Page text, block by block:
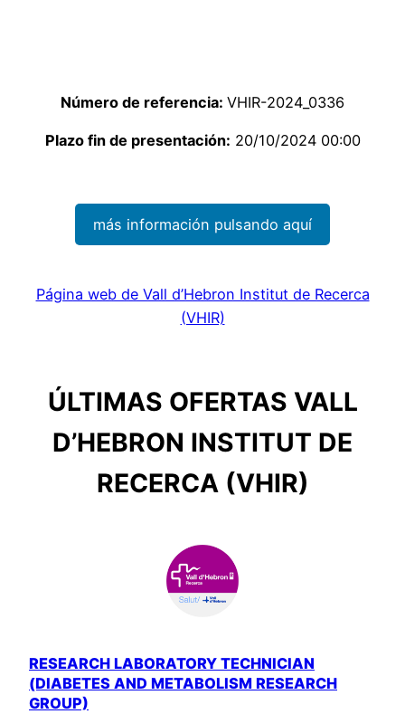
Número de referencia: VHIR-2024_0336
Plazo fin de presentación: 20/10/2024 00:00
más información pulsando aquí
Página web de Vall d’Hebron Institut de Recerca
(VHIR)
ÚLTIMAS OFERTAS VALL
D’HEBRON INSTITUT DE
RECERCA (VHIR)
RESEARCH LABORATORY TECHNICIAN
(DIABETES AND METABOLISM RESEARCH
GROUP)